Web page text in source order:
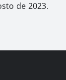
de 2023.